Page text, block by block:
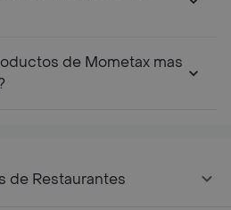
de Mometax mas
de Restaurantes